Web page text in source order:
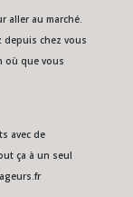
aller au marché.
depuis chez vous
où que vous
avec de
ça à un seul